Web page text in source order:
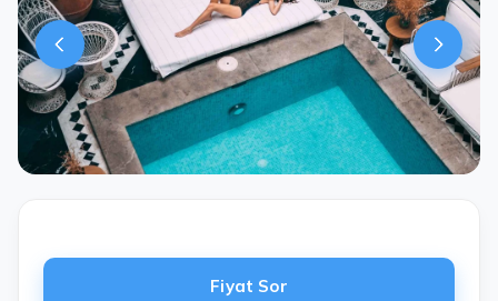
Fiyat Sor